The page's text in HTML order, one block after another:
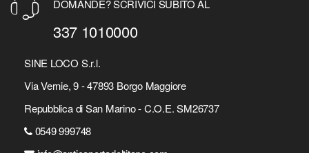
DOMANDE? SCRIVICI SUBITO AL
337 1010000
SINE LOCO S.r.l.
Via Vernie, 9 - 47893 Borgo Maggiore
Repubblica di San Marino - C.O.E. SM26737
0549 999748